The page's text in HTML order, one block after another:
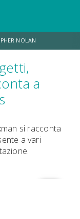
NOLAN
TRAMELL TILLMAN
a
si racconta
a vari